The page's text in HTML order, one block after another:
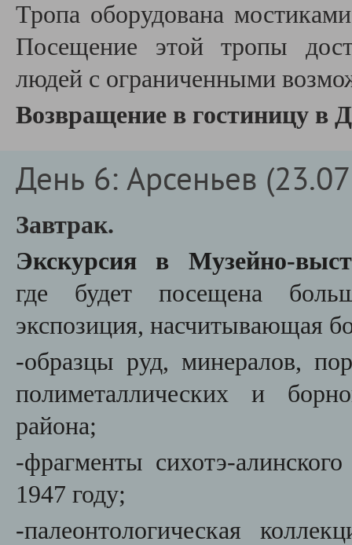
Тропа оборудована
Посещение этой тропы
людей с ограниченными
Возвращение в гостиницу в
День 6: Арсеньев
Завтрак.
Экскурсия в Музейно-
где будет посещена
экспозиция, насчитывающая
-образцы руд, минералов,
полиметаллических и
района;
-фрагменты сихотэ-
1947 году;
-палеонтологическая